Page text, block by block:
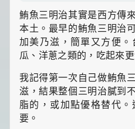
物
飼
養
經
和
綠
植
養
護
知
識。
鮪魚三明治其實是西方傳
本土。最早的鮪魚三明治
加美乃滋，簡單又方便
瓜、洋蔥之類的，吃起來更
我記得第一次自己做鮪魚
滋，結果整個三明治膩到
脂的，或加點優格替代
要。